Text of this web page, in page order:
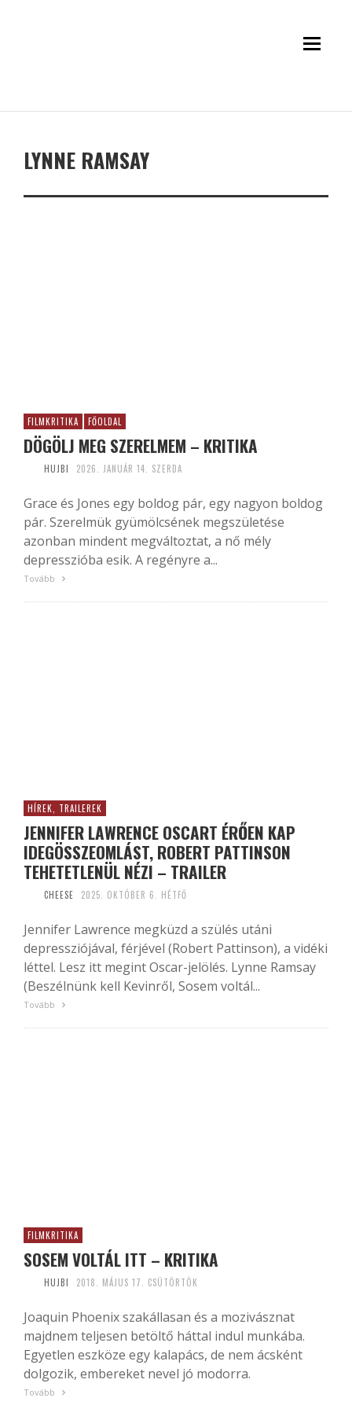
LYNNE RAMSAY
FILMKRITIKA FŐOLDAL
DÖGÖLJ MEG SZERELMEM – KRITIKA
HUJBI 2026. JANUÁR 14. SZERDA
Grace és Jones egy boldog pár, egy nagyon boldog
pár. Szerelmük gyümölcsének megszületése
azonban mindent megváltoztat, a nő mély
depresszióba esik. A regényre a...
Tovább
HÍREK, TRAILEREK
JENNIFER LAWRENCE OSCART ÉRŐEN KAP
IDEGÖSSZEOMLÁST, ROBERT PATTINSON
TEHETETLENÜL NÉZI – TRAILER
CHEESE 2025. OKTÓBER 6. HÉTFŐ
Jennifer Lawrence megküzd a szülés utáni
depressziójával, férjével (Robert Pattinson), a vidéki
léttel. Lesz itt megint Oscar-jelölés. Lynne Ramsay
(Beszélnünk kell Kevinről, Sosem voltál...
Tovább
FILMKRITIKA
SOSEM VOLTÁL ITT – KRITIKA
HUJBI 2018. MÁJUS 17. CSÜTÖRTÖK
Joaquin Phoenix szakállasan és a mozivásznat
majdnem teljesen betöltő háttal indul munkába.
Egyetlen eszköze egy kalapács, de nem ácsként
dolgozik, embereket nevel jó modorra.
Tovább